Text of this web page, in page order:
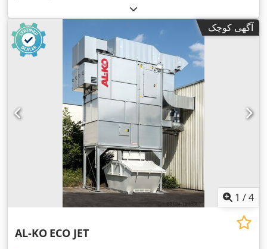
آگهی کوچک
1 /4
AL-KO ECO JET